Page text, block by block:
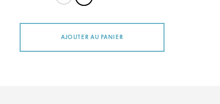
AJOUTER AU PANIER